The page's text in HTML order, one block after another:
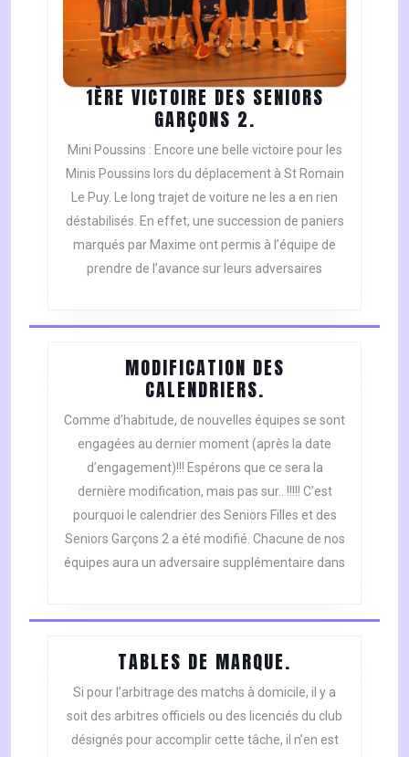
1ÈRE VICTOIRE DES SENIORS
GARÇONS 2.
VICTOIRE
DES
SENIORS
GARÇONS
2.
Mini Poussins : Encore une belle victoire pour les
Minis Poussins lors du déplacement à St Romain
Le Puy. Le long trajet de voiture ne les a en rien
déstabilisés. En effet, une succession de paniers
marqués par Maxime ont permis à l’équipe de
prendre de l’avance sur leurs adversaires
MODIFICATION DES
CALENDRIERS.
DES
CALENDRIERS.
Comme d’habitude, de nouvelles équipes se sont
engagées au dernier moment (après la date
d’engagement)!!! Espérons que ce sera la
dernière modification, mais pas sur.. !!!!! C’est
pourquoi le calendrier des Seniors Filles et des
Seniors Garçons 2 a été modifié. Chacune de nos
équipes aura un adversaire supplémentaire dans
TABLES DE MARQUE.
DE
MARQUE.
Si pour l’arbitrage des matchs à domicile, il y a
soit des arbitres officiels ou des licenciés du club
désignés pour accomplir cette tâche, il n’en est